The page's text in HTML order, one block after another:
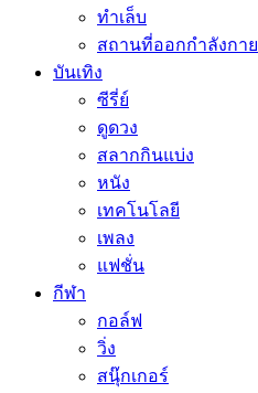
ทำเล็บ
สถานที่ออกกำลังกาย
บันเทิง
ซีรี่ย์
ดูดวง
สลากกินแบ่ง
หนัง
เทคโนโลยี
เพลง
แฟชั่น
กีฬา
กอล์ฟ
วิ่ง
สนุ๊กเกอร์